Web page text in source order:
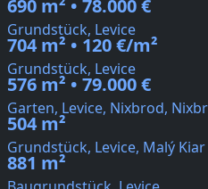
690 m² • 78.000 €
Grundstück, Levice
704 m² • 120 €/m²
Grundstück, Levice
576 m² • 79.000 €
Garten, Levice, Nixbrod,
504 m²
Grundstück, Levice, Malý Kiar
881 m²